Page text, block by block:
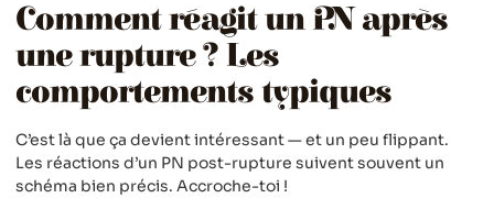
Comment réagit un PN après
une rupture ? Les
comportements typiques
C’est là que ça devient intéressant — et un peu flippant.
Les réactions d’un PN post-rupture suivent souvent un
schéma bien précis. Accroche-toi !